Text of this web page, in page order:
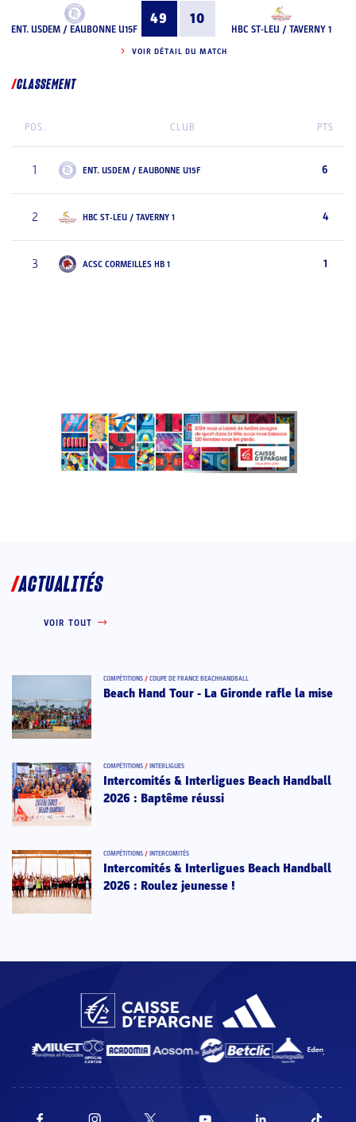
ENT. USDEM / EAUBONNE U15F
49 10
HBC ST-LEU / TAVERNY 1
VOIR DÉTAIL DU MATCH
CLASSEMENT
POS. CLUB PTS
1 ENT. USDEM / EAUBONNE U15F 6
2 HBC ST-LEU / TAVERNY 1 4
3 ACSC CORMEILLES HB 1 1
ACTUALITÉS
VOIR TOUT
COMPÉTITIONS / COUPE DE FRANCE BEACHHANDBALL
Beach Hand Tour - La Gironde rafle la mise
COMPÉTITIONS / INTERLIGUES
Intercomités & Interligues Beach Handball
2026 : Baptême réussi
COMPÉTITIONS / INTERCOMITÉS
Intercomités & Interligues Beach Handball
2026 : Roulez jeunesse !